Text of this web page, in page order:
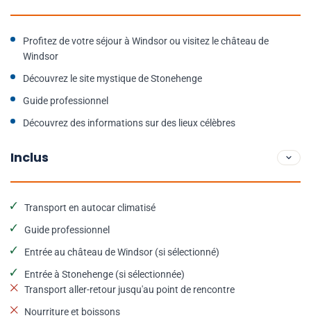
Profitez de votre séjour à Windsor ou visitez le château de
Windsor
Découvrez le site mystique de Stonehenge
Guide professionnel
Découvrez des informations sur des lieux célèbres
Inclus
Transport en autocar climatisé
Guide professionnel
Entrée au château de Windsor (si sélectionné)
Entrée à Stonehenge (si sélectionnée)
Transport aller-retour jusqu'au point de rencontre
Nourriture et boissons